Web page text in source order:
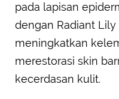
pada lapisan
dengan Radiant Lily
meningkatkan
merestorasi skin
kecerdasan kulit.